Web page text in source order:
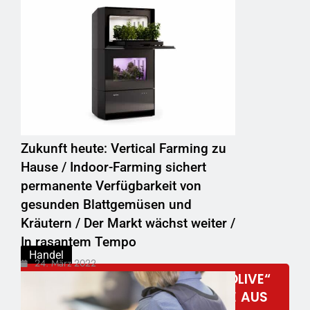
Zukunft heute: Vertical Farming zu
Hause / Indoor-Farming sichert
permanente Verfügbarkeit von
gesunden Blattgemüsen und
Kräutern / Der Markt wächst weiter /
In rasantem Tempo
24. März 2022
Handel
BERTOLLI BLENDS „SONNE MIT OLIVE“
& „RAPS MIT OLIVE“: DAS BESTE AUS